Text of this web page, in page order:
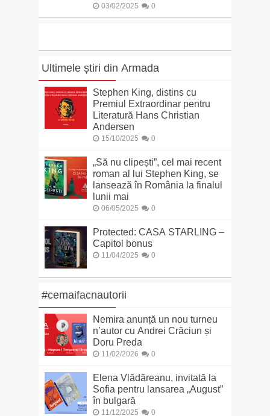
03/02/2025 0
Ultimele știri din Armada
Stephen King, distins cu
Premiul Extraordinar pentru
Literatură Hans Christian
Andersen
15/10/2025 0
„Să nu clipești”, cel mai recent
roman al lui Stephen King, se
lansează în România la finalul
lunii mai
06/05/2025 0
Protected: CASA STARLING –
Capitol bonus
11/04/2025 0
#cemaifacnautorii
Nemira anunță un nou turneu
n’autor cu Andrei Crăciun și
Doru Preda
11/02/2026 0
Elena Vlădăreanu, invitată la
Sofia pentru lansarea „August”
în bulgară
11/12/2025 0